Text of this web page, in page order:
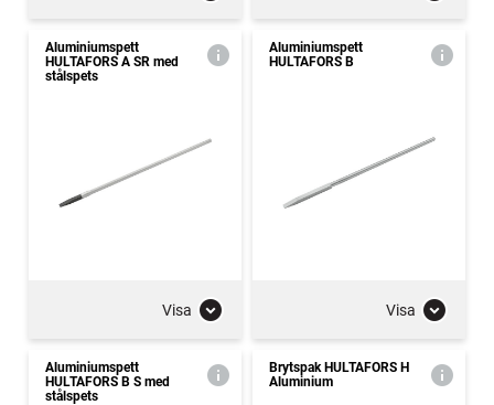
Aluminiumspett
HULTAFORS A SR med
stålspets
Visa
Aluminiumspett
HULTAFORS B
Visa
Aluminiumspett
HULTAFORS B S med
stålspets
Brytspak HULTAFORS H
Aluminium